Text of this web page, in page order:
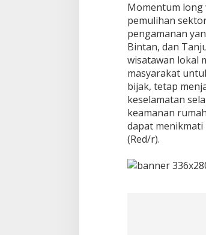
Momentum long
pemulihan
pengamanan
Bintan, dan
wisatawan lokal
masyarakat
bijak, tetap
keselamatan
keamanan
dapat
(Red/r).